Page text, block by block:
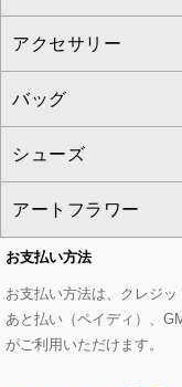
al'aise
GEORGES
GIANNI LO
CHRISTIAN
CHRISTIAN
eur3
Maison de CINQ
ベスト・ジレ
パーカー
タンクトップ・キ
スウェット・ジャ
その他のトップス
その他のワンピー
ハーフ・ショート
サロペット・オー
その他のパンツ
ミモレ丈スカート
ショート・ミニ丈
その他のスカート
ノーカラージャケ
セットアップ
セットアップジャ
セットアップパン
セットアップスカ
セットアップワ
トレンチコート
ピーコート
ダッフルコート
チェスターコート
モッズコート
ステンカラーコ
すべてのグッズ・
マスク
ストール・マフラ
ベルト・サスペン
帽子
ヘアアクセサリー
アクセサリー
すべてのアクセサ
ネックレス
ピアス・イヤリン
ブレスレット・バ
ブローチ・コサ
バッグ
すべてのバッグ
トートバッグ
ショルダーバッグ
ボストンバッグ
シューズ
すべてのシューズ
パンプス
スニーカー
アートフラワー
すべてのアートフ
ローズ
お支払い方法
お支払い方法は、クレジッ
あと払い（ペイディ）、
がご利用いただけます。